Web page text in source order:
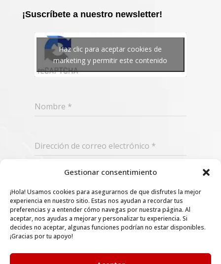
Gestionar consentimiento
¡Hola! Usamos cookies para asegurarnos de que disfrutes la mejor
experiencia en nuestro sitio. Estas nos ayudan a recordar tus
preferencias y a entender cómo navegas por nuestra página. Al
aceptar, nos ayudas a mejorar y personalizar tu experiencia. Si
decides no aceptar, algunas funciones podrían no estar disponibles.
¡Gracias por tu apoyo!
¡Suscríbete a nuestro newsletter!
Haz clic para aceptar cookies de
marketing y permitir este contenido
Nombre *
Dirección de correo electrónico *
Suscribir